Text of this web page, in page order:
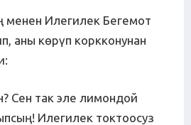
менен Илегилек Бегемот
аны көрүп коркконунан
Сен так эле лимондой
Илегилек токтоосуз